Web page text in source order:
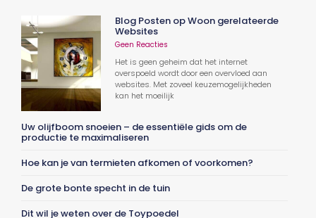
Blog Posten op Woon gerelateerde
Websites
Geen Reacties
Het is geen geheim dat het internet
overspoeld wordt door een overvloed aan
websites. Met zoveel keuzemogelijkheden
kan het moeilijk
Uw olijfboom snoeien – de essentiële gids om de
productie te maximaliseren
Hoe kan je van termieten afkomen of voorkomen?
De grote bonte specht in de tuin
Dit wil je weten over de Toypoedel